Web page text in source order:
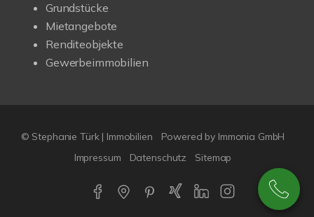
Grundstücke
Mietangebote
Renditeobjekte
Gewerbeimmobilien
© Stephanie Türk | Immobilien
Powered by Immonia GmbH
Impressum
Datenschutz Sitemap